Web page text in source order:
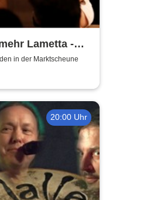
Lametta -
Loriot
in der Marktscheune
20:00 Uhr